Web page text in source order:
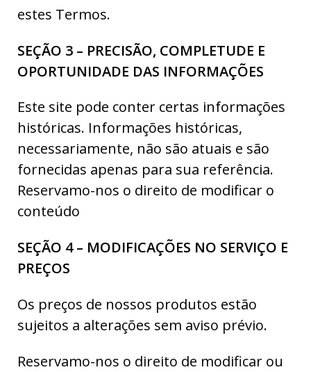
estes Termos.
SEÇÃO 3 – PRECISÃO, COMPLETUDE E
OPORTUNIDADE DAS INFORMAÇÕES
Este site pode conter certas informações
históricas. Informações históricas,
necessariamente, não são atuais e são
fornecidas apenas para sua referência.
Reservamo-nos o direito de modificar o
conteúdo
SEÇÃO 4 – MODIFICAÇÕES NO SERVIÇO E
PREÇOS
Os preços de nossos produtos estão
sujeitos a alterações sem aviso prévio.
Reservamo-nos o direito de modificar ou